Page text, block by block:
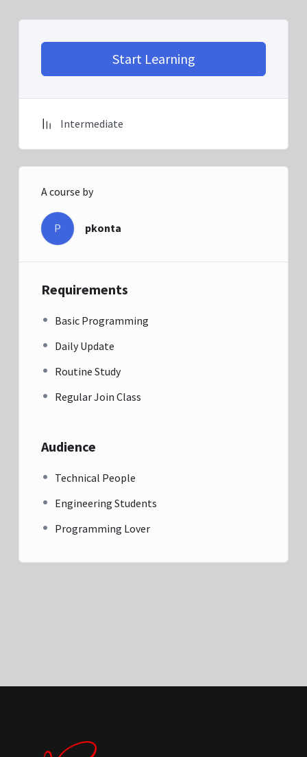
Start Learning
Intermediate
A course by
P pkonta
Requirements
Basic Programming
Daily Update
Routine Study
Regular Join Class
Audience
Technical People
Engineering Students
Programming Lover